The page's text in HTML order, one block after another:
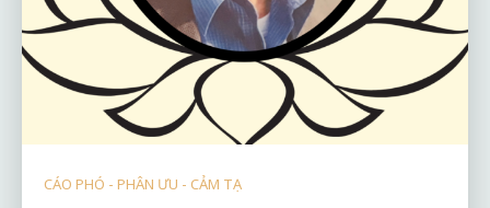
CÁO PHÓ - PHÂN ƯU - CẢM TẠ